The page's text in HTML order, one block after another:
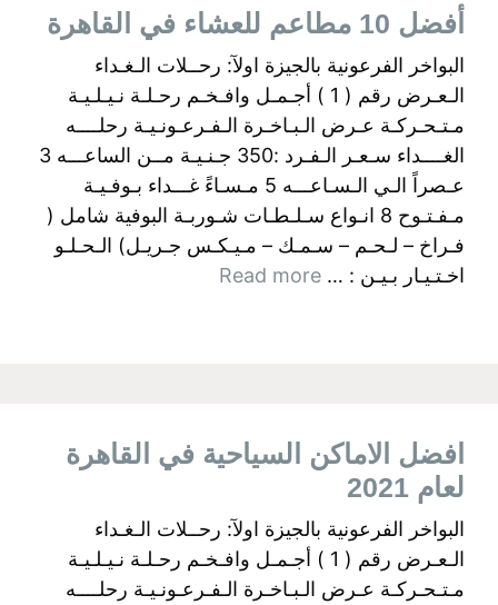
أفضل 10 مطاعم للعشاء في القاهرة
البواخر الفرعونية بالجيزة اولآ: رحــلات الـغـداء
الـعـرض رقم ( 1 ) أجـمـل وافـخـم رحـلـة نـيـلـيـة
مـتـحـركـة عـرض الـبـاخـرة الـفـرعـونـيـة رحلــــه
الغــــداء سـعـر الـفـرد :350 جـنـيـة مــن الساعـــه 3
عـصراً الـي الـسـاعـــه 5 مـسـاءً غـــداء بـوفـيـة
مـفـتـوح 8 انـواع سـلـطـات شـوربـة البوفية شامل (
فـراخ – لـحـم – سـمـك – مـيـكـس جـريـل) الـحـلـو
اخـتـيـار بـيـن : … Read more
افضل الاماكن السياحية في القاهرة
لعام 2021
البواخر الفرعونية بالجيزة اولآ: رحــلات الـغـداء
الـعـرض رقم ( 1 ) أجـمـل وافـخـم رحـلـة نـيـلـيـة
مـتـحـركـة عـرض الـبـاخـرة الـفـرعـونـيـة رحلــــه